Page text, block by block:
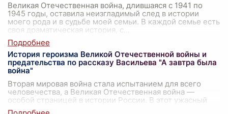
Великая Отечественная война, длившаяся с 1941 по
1945 годы, оставила неизгладимый след в истории
моего рода и в судьбе моей семьи. В каждой семье есть
своя драматическая история, с
История героизма Великой Отечественной войны и
предательства по рассказу Васильева "А завтра была
война"
Вторая мировая война стала испытанием для всего
человечества, а Великая Отечественная война —
особой страницей в истории России. В этот ужасный
период одновременно проявились и вел